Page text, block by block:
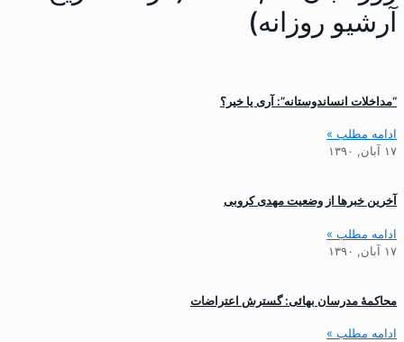
آرشیو روزانه)
“مداخلات انساندوستانه”: آری یا خیر؟
ادامه مطلب »
۱۷ آبان, ۱۳۹۰
آخرین خبرها از وضعیت مهدی کروبی
ادامه مطلب »
۱۷ آبان, ۱۳۹۰
محاکمۀ مدرسان بهائی: گسترش اعتراضات
ادامه مطلب »